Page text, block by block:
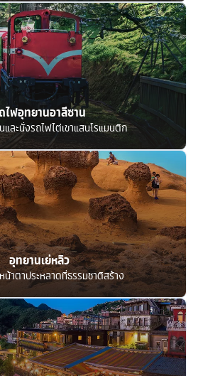
ไฟอุทยานอาลีซาน
ละนั่งรถไฟไต่เขาแสนโรแมนติก
อุทยานเย่หลิว
าตาประหลาดที่ธรรมชาติสร้าง